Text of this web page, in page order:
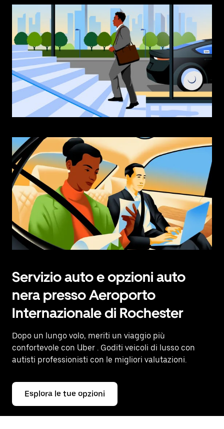
Servizio auto e opzioni auto
nera presso Aeroporto
Internazionale di Rochester
Dopo un lungo volo, meriti un viaggio più
confortevole con Uber . Goditi veicoli di lusso con
autisti professionisti con le migliori valutazioni.
Esplora le tue opzioni